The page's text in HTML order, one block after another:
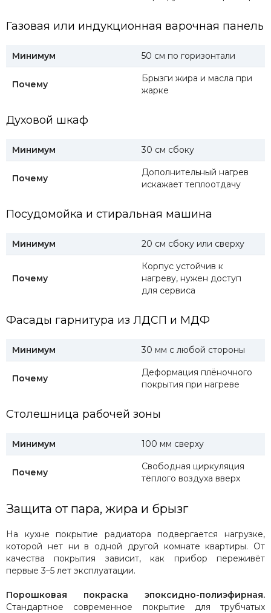
Газовая или индукционная варочная панель
Минимум 50 см по горизонтали
Почему
Брызги жира и масла при
жарке
Духовой шкаф
Минимум 30 см сбоку
Почему
Дополнительный нагрев
искажает теплоотдачу
Посудомойка и стиральная машина
Минимум 20 см сбоку или сверху
Почему
Корпус устойчив к
нагреву, нужен доступ
для сервиса
Фасады гарнитура из ЛДСП и МДФ
Минимум 30 мм с любой стороны
Почему
Деформация плёночного
покрытия при нагреве
Столешница рабочей зоны
Минимум 100 мм сверху
Почему
Свободная циркуляция
тёплого воздуха вверх
Защита от пара, жира и брызг
На кухне покрытие радиатора подвергается нагрузке,
которой нет ни в одной другой комнате квартиры. От
качества покрытия зависит, как прибор переживёт
первые 3–5 лет эксплуатации.
Порошковая покраска эпоксидно-полиэфирная.
Стандартное современное покрытие для трубчатых